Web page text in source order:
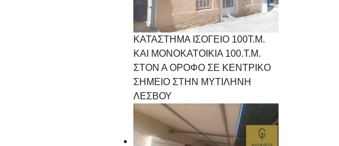
ΚΑΤΑΣΤΗΜΑ ΙΣΟΓΕΙΟ 100Τ.Μ.
ΚΑΙ ΜΟΝΟΚΑΤΟΙΚΙΑ 100.Τ.Μ.
ΣΤΟΝ Α ΟΡΟΦΟ ΣΕ ΚΕΝΤΡΙΚΟ
ΣΗΜΕΙΟ ΣΤΗΝ ΜΥΤΙΛΗΝΗ
ΛΕΣΒΟΥ